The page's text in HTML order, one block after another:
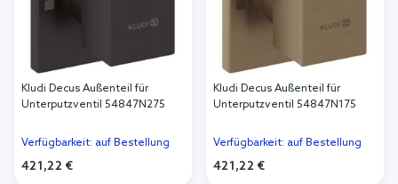
Kludi Decus Außenteil für
Unterputzventil 54847N275
Verfügbarkeit: auf Bestellung
421,22 €
Kludi Decus Außenteil für
Unterputzventil 54847N175
Verfügbarkeit: auf Bestellung
421,22 €